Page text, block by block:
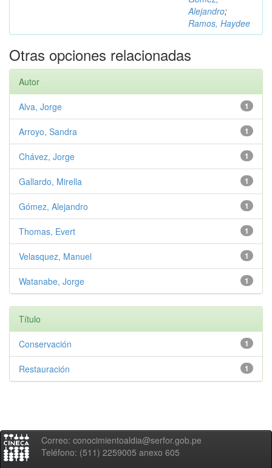
Alejandro;
Ramos, Haydee
Otras opciones relacionadas
Autor
1
Alva, Jorge
1
Arroyo, Sandra
1
Chávez, Jorge
1
Gallardo, Mirella
1
Gómez, Alejandro
1
Thomas, Evert
1
Velasquez, Manuel
1
Watanabe, Jorge
Título
1
Conservación
1
Restauración
Correo: conocimientoaldia@serfor.gob.pe
Teléfono: (511) 2259005 anexo 605